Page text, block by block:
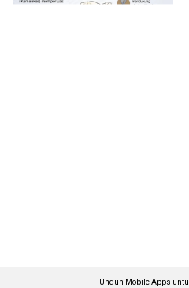
Unduh Mobile Apps